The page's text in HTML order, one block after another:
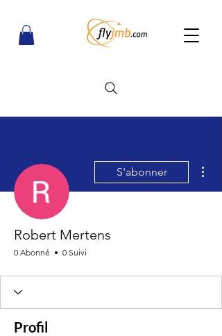
S'abonner
Robert Mertens
0 Abonné 0 Suivi
Profil